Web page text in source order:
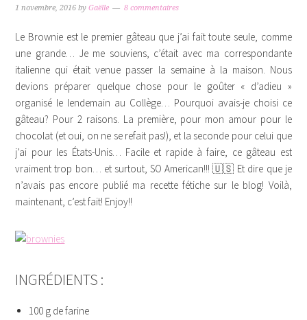
1 novembre, 2016 byGaëlle 8 commentaires
Le Brownie est le premier gâteau que j’ai fait toute seule, comme
une grande… Je me souviens, c’était avec ma correspondante
italienne qui était venue passer la semaine à la maison. Nous
devions préparer quelque chose pour le goûter « d’adieu »
organisé le lendemain au Collège… Pourquoi avais-je choisi ce
gâteau? Pour 2 raisons. La première, pour mon amour pour le
chocolat (et oui, on ne se refait pas!), et la seconde pour celui que
j’ai pour les États-Unis… Facile et rapide à faire, ce gâteau est
vraiment trop bon… et surtout, SO American!!! 🇺🇸 Et dire que je
n’avais pas encore publié ma recette fétiche sur le blog! Voilà,
maintenant, c’est fait! Enjoy!!
INGRÉDIENTS :
100 g de farine